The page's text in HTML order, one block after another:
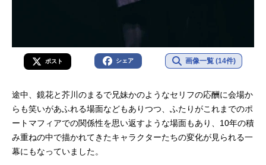
ポスト シェア 画像一覧 (14件)
途中、鏡花と芥川のまるで兄妹かのようなセリフの応酬に会場か
らも笑いがあふれる場面などもありつつ、ふたりがこれまでのポ
ートマフィアでの関係性を思い返すような場面もあり、10年の積
み重ねの中で描かれてきたキャラクターたちの変化が見られる一
幕にもなっていました。